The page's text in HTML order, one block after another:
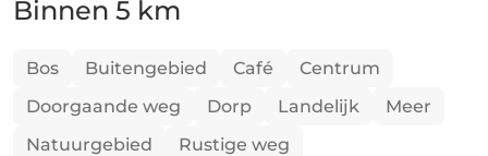
Binnen 5 km
Bos Buitengebied Café
Centrum
Doorgaande weg
Dorp Landelijk
Meer
Natuurgebied
Rustige weg